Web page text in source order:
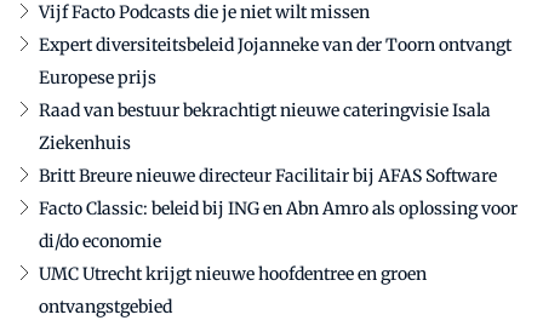
Vijf Facto Podcasts die je niet wilt missen
Expert diversiteitsbeleid Jojanneke van der Toorn ontvangt
Europese prijs
Raad van bestuur bekrachtigt nieuwe cateringvisie Isala
Ziekenhuis
Britt Breure nieuwe directeur Facilitair bij AFAS Software
Facto Classic: beleid bij ING en Abn Amro als oplossing voor
di/do economie
UMC Utrecht krijgt nieuwe hoofdentree en groen
ontvangstgebied